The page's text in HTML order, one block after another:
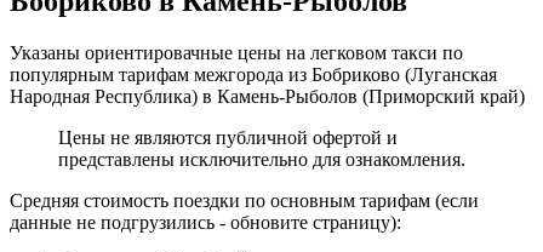
Указаны ориентировачные цены на легковом такси по
популярным тарифам межгорода из Бобриково (Луганская
Народная Республика) в Камень-Рыболов (Приморский край)
Цены не являются публичной офертой и
представлены исключительно для ознакомления.
Средняя стоимость поездки по основным тарифам (если
данные не подгрузились - обновите страницу):